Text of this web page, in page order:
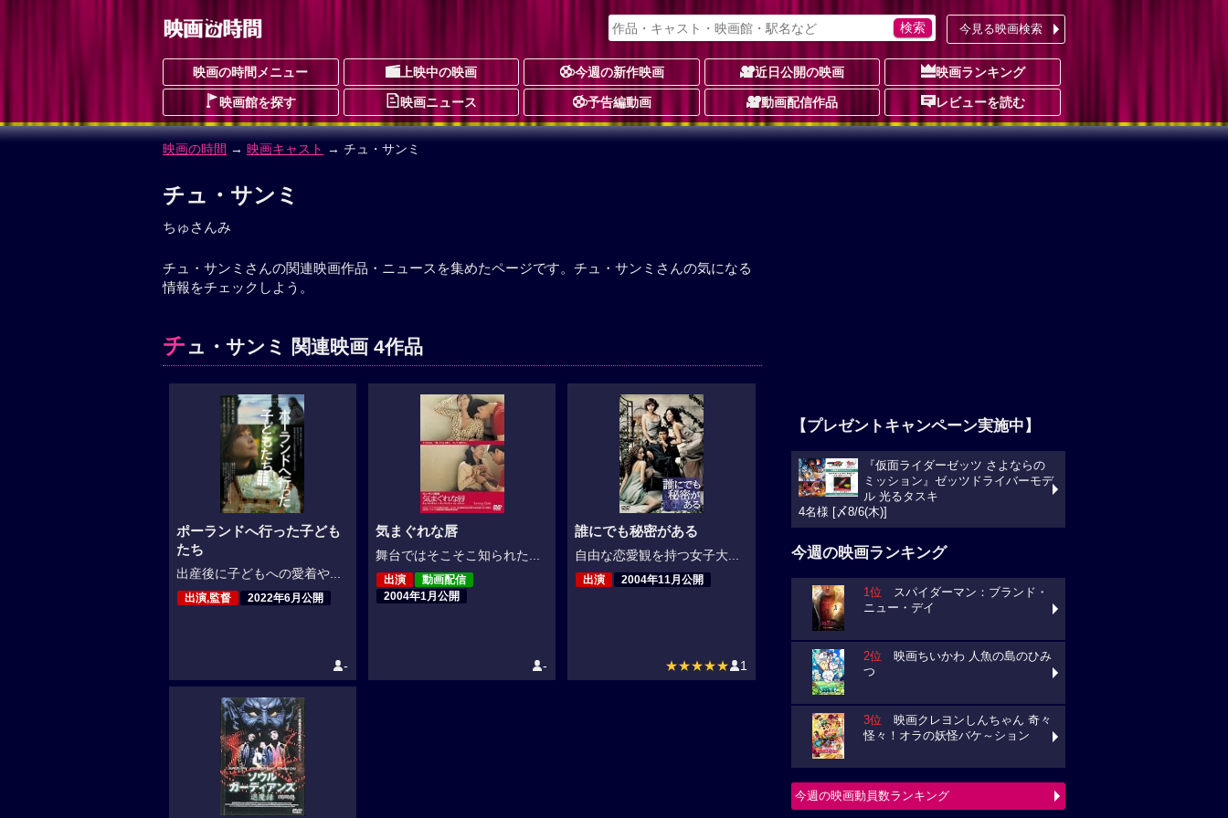
今見る映画検索
映画の時間メニュー 上映中の映画 今週の新作映画 近日公開の映画 映画ランキング
映画館を探す 映画ニュース 予告編動画 動画配信作品 レビューを読む
映画の時間 → 映画キャスト → チュ・サンミ
チュ・サンミ
ちゅさんみ
チュ・サンミさんの関連映画作品・ニュースを集めたページです。チュ・サンミさんの気になる
情報をチェックしよう。
チ ュ・サンミ 関連映画 4作品
ポーランドへ行った子ども
たち
出産後に子どもへの愛着や...
出演,監督 2022年6月公開
-
気まぐれな唇
舞台ではそこそこ知られた...
出演
動画配信
2004年1月公開
-
誰にでも秘密がある
自由な恋愛観を持つ女子大...
出演 2004年11月公開
★★★★★ 1
【プレゼントキャンペーン実施中】
『仮面ライダーゼッツ さよならの
ミッション』ゼッツドライバーモデ
ル 光るタスキ
4名様 [〆8/6(木)]
今週の映画ランキング
1位 スパイダーマン：ブランド・
ニュー・デイ
2位 映画ちいかわ 人魚の島のひみ
つ
3位 映画クレヨンしんちゃん 奇々
怪々！オラの妖怪バケ～ション
今週の映画動員数ランキング